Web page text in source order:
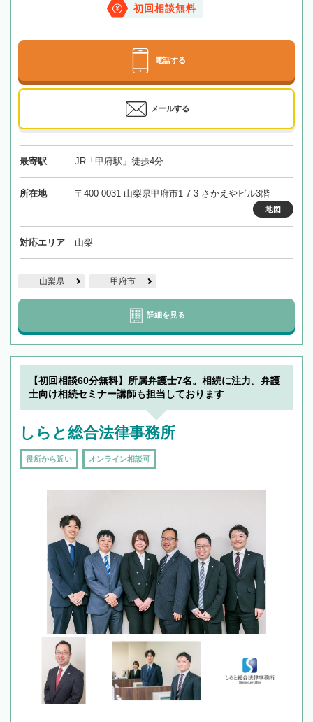
初回相談無料
電話する
メールする
最寄駅 JR「甲府駅」徒歩4分
所在地 〒400-0031 山梨県甲府市1-7-3 さかえやビル3階
地図
対応エリア 山梨
山梨県 甲府市
詳細を見る
【初回相談60分無料】所属弁護士7名。相続に注力。弁護
士向け相続セミナー講師も担当しております
しらと総合法律事務所
役所から近い オンライン相談可